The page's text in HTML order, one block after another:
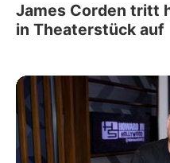
James Corden tritt
in Theaterstück auf